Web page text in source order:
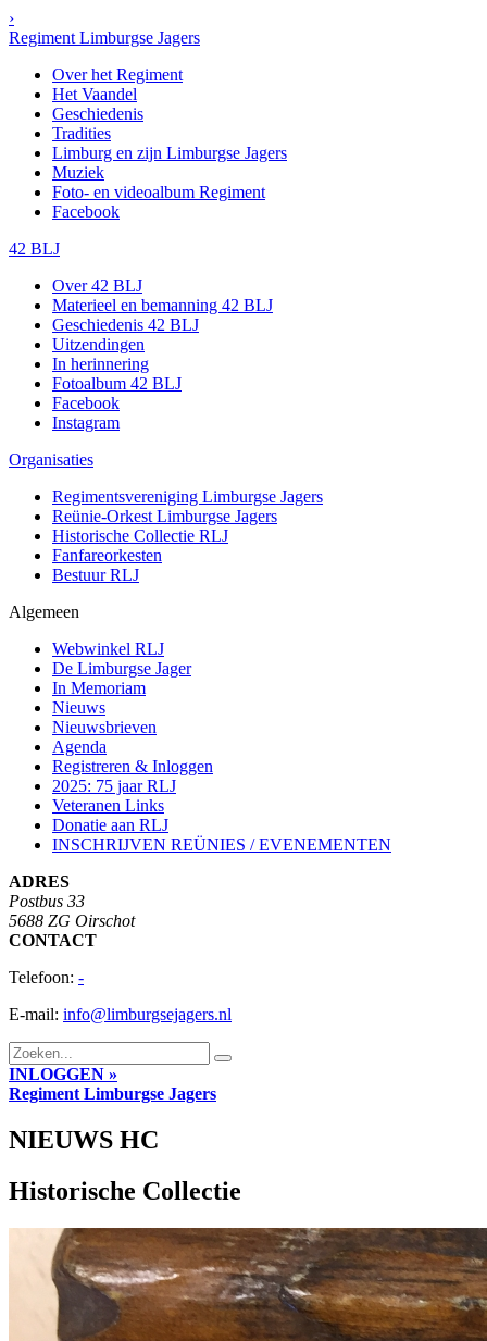
›
Regiment Limburgse Jagers
Over het Regiment
Het Vaandel
Geschiedenis
Tradities
Limburg en zijn Limburgse Jagers
Muziek
Foto- en videoalbum Regiment
Facebook
42 BLJ
Over 42 BLJ
Materieel en bemanning 42 BLJ
Geschiedenis 42 BLJ
Uitzendingen
In herinnering
Fotoalbum 42 BLJ
Facebook
Instagram
Organisaties
Regimentsvereniging Limburgse Jagers
Reünie-Orkest Limburgse Jagers
Historische Collectie RLJ
Fanfareorkesten
Bestuur RLJ
Algemeen
Webwinkel RLJ
De Limburgse Jager
In Memoriam
Nieuws
Nieuwsbrieven
Agenda
Registreren & Inloggen
2025: 75 jaar RLJ
Veteranen Links
Donatie aan RLJ
INSCHRIJVEN REÜNIES / EVENEMENTEN
ADRES
Postbus 33
5688 ZG Oirschot
CONTACT
Telefoon: -
E-mail: info@limburgsejagers.nl
INLOGGEN »
Regiment Limburgse Jagers
NIEUWS HC
Historische Collectie